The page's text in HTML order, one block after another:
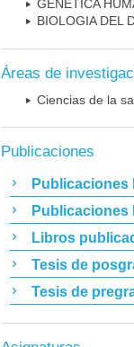
GENETICA
BIOLOGIA DEL
Áreas de
Ciencias de la
Publicaciones
Publicaciones
Publicaciones
Libros
Tesis de
Tesis de